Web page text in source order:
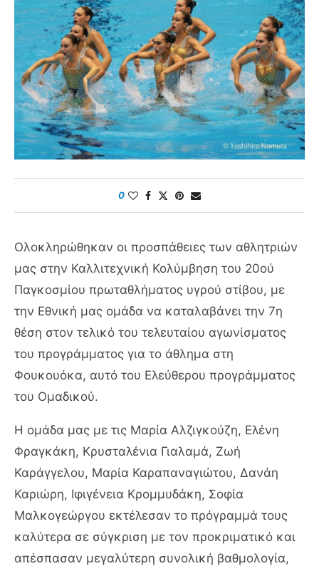
0
Ολοκληρώθηκαν οι προσπάθειες των αθλητριών
μας στην Καλλιτεχνική Κολύμβηση του 20ού
Παγκοσμίου πρωταθλήματος υγρού στίβου, με
την Εθνική μας ομάδα να καταλαβάνει την 7η
θέση στον τελικό του τελευταίου αγωνίσματος
του προγράμματος για το άθλημα στη
Φουκουόκα, αυτό του Ελεύθερου προγράμματος
του Ομαδικού.
Η ομάδα μας με τις Μαρία Αλζιγκούζη, Ελένη
Φραγκάκη, Κρυσταλένια Γιαλαμά, Ζωή
Καράγγελου, Μαρία Καραπαναγιώτου, Δανάη
Καριώρη, Ιφιγένεια Κρομμυδάκη, Σοφία
Μαλκογεώργου εκτέλεσαν το πρόγραμμά τους
καλύτερα σε σύγκριση με τον προκριματικό και
απέσπασαν μεγαλύτερη συνολική βαθμολογία,